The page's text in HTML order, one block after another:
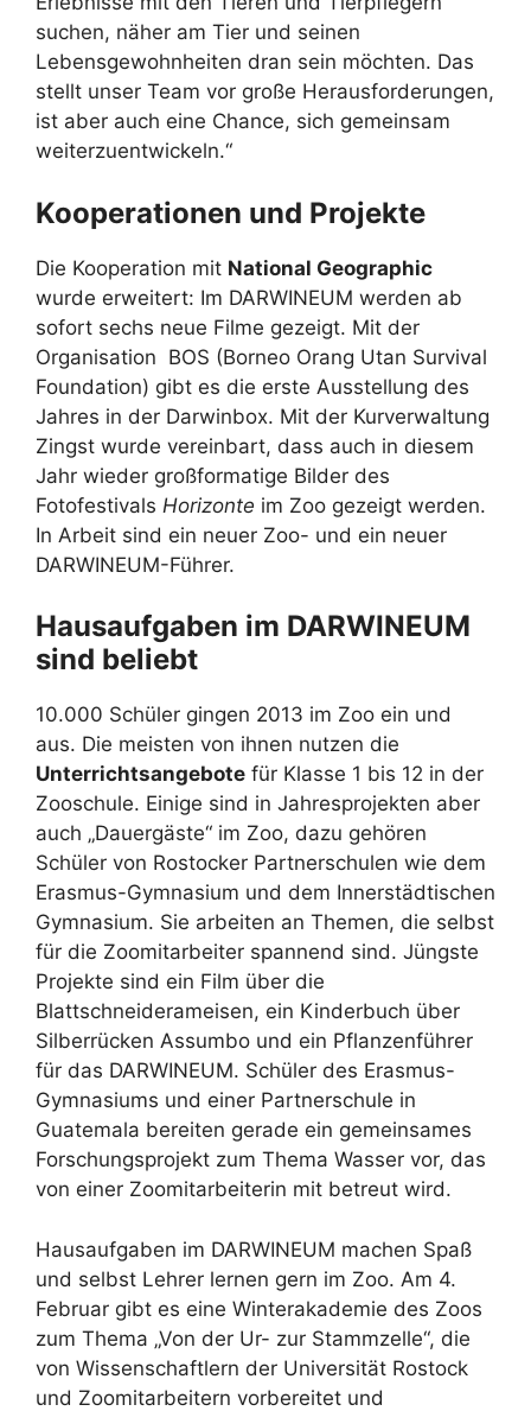
suchen, näher am Tier und seinen
Lebensgewohnheiten dran sein möchten. Das
stellt unser Team vor große Herausforderungen,
ist aber auch eine Chance, sich gemeinsam
weiterzuentwickeln.“
Kooperationen und Projekte
Die Kooperation mit National Geographic
wurde erweitert: Im DARWINEUM werden ab
sofort sechs neue Filme gezeigt. Mit der
Organisation BOS (Borneo Orang Utan Survival
Foundation) gibt es die erste Ausstellung des
Jahres in der Darwinbox. Mit der Kurverwaltung
Zingst wurde vereinbart, dass auch in diesem
Jahr wieder großformatige Bilder des
Fotofestivals Horizonte im Zoo gezeigt werden.
In Arbeit sind ein neuer Zoo- und ein neuer
DARWINEUM-Führer.
Hausaufgaben im DARWINEUM
sind beliebt
10.000 Schüler gingen 2013 im Zoo ein und
aus. Die meisten von ihnen nutzen die
Unterrichtsangebote für Klasse 1 bis 12 in der
Zooschule. Einige sind in Jahresprojekten aber
auch „Dauergäste“ im Zoo, dazu gehören
Schüler von Rostocker Partnerschulen wie dem
Erasmus-Gymnasium und dem Innerstädtischen
Gymnasium. Sie arbeiten an Themen, die selbst
für die Zoomitarbeiter spannend sind. Jüngste
Projekte sind ein Film über die
Blattschneiderameisen, ein Kinderbuch über
Silberrücken Assumbo und ein Pflanzenführer
für das DARWINEUM. Schüler des Erasmus-
Gymnasiums und einer Partnerschule in
Guatemala bereiten gerade ein gemeinsames
Forschungsprojekt zum Thema Wasser vor, das
von einer Zoomitarbeiterin mit betreut wird.
Hausaufgaben im DARWINEUM machen Spaß
und selbst Lehrer lernen gern im Zoo. Am 4.
Februar gibt es eine Winterakademie des Zoos
zum Thema „Von der Ur- zur Stammzelle“, die
von Wissenschaftlern der Universität Rostock
und Zoomitarbeitern vorbereitet und